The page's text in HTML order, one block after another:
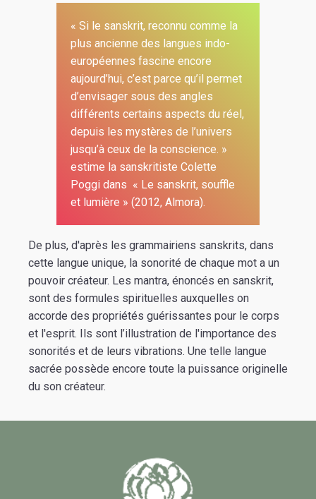
« Si le sanskrit, reconnu comme la
plus ancienne des langues indo-
européennes fascine encore
aujourd’hui, c’est parce qu’il permet
d’envisager sous des angles
différents certains aspects du réel,
depuis les mystères de l’univers
jusqu’à ceux de la conscience. »
estime la sanskritiste Colette
Poggi dans « Le sanskrit, souffle
et lumière » (2012, Almora).
De plus, d'après les grammairiens sanskrits, dans
cette langue unique, la sonorité de chaque mot a un
pouvoir créateur. Les mantra, énoncés en sanskrit,
sont des formules spirituelles auxquelles on
accorde des propriétés guérissantes pour le corps
et l'esprit. Ils sont l’illustration de l'importance des
sonorités et de leurs vibrations. Une telle langue
sacrée possède encore toute la puissance originelle
du son créateur.